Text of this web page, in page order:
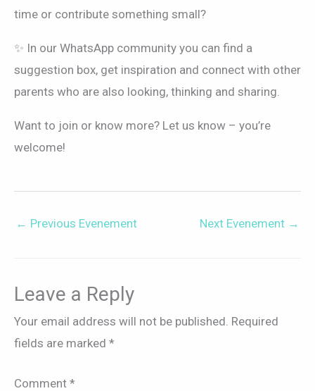
time or contribute something small?
✨ In our WhatsApp community you can find a
suggestion box, get inspiration and connect with other
parents who are also looking, thinking and sharing.
Want to join or know more? Let us know – you’re
welcome!
← Previous Evenement Next Evenement →
Leave a Reply
Your email address will not be published. Required
fields are marked *
Comment *